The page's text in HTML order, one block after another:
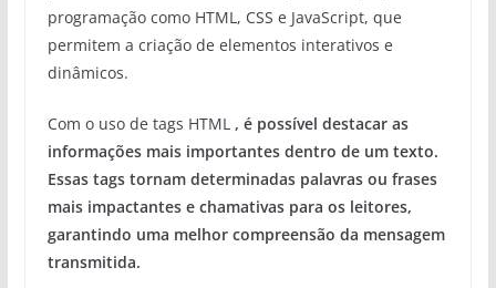
programação como HTML, CSS e JavaScript, que
permitem a criação de elementos interativos e
dinâmicos.
Com o uso de tags HTML , é possível destacar as
informações mais importantes dentro de um texto.
Essas tags tornam determinadas palavras ou frases
mais impactantes e chamativas para os leitores,
garantindo uma melhor compreensão da mensagem
transmitida.